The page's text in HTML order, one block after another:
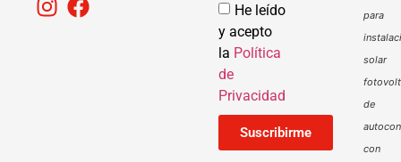
He leído
y acepto
la Política
de
Privacidad
Suscribirme
para
solar
de
con